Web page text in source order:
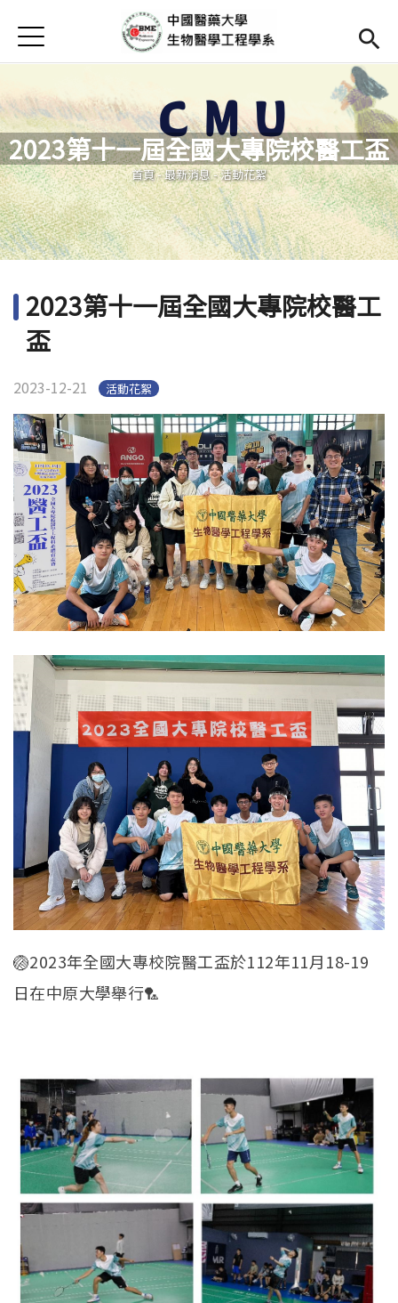
首頁
Open submenu (高中專區)
高中專區
最新消息
Open submenu (學系簡介)
學系簡介
Open
本系成員
Open
課程資訊
Open submenu (重要連結)
重要連結
Jump to Navigation
Jump to Main content
2023第十一屆全國大專院校醫工盃
您在這裡
首頁-最新消息-活動花絮
2023第十一屆全國大專院校醫工
盃
2023-12-21 活動花絮
🏐2023年全國大專校院醫工盃於112年11月18-19
日在中原大學舉行🏸